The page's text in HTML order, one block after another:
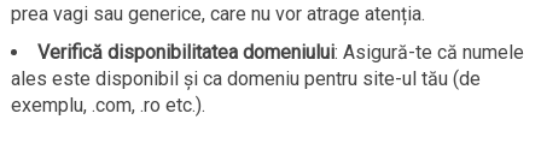
prea vagi sau generice, care nu vor atrage atenția.
Verifică disponibilitatea domeniului: Asigură-te că numele
ales este disponibil și ca domeniu pentru site-ul tău (de
exemplu, .com, .ro etc.).